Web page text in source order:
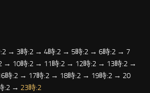
→ 3時:2 → 4時:2 → 5時:2 → 6時:2 → 7
→ 10時:2 → 11時:2 → 12時:2 → 13時:2 →
時:2 → 17時:2 → 18時:2 → 19時:2 → 20
:2 → 23時:2